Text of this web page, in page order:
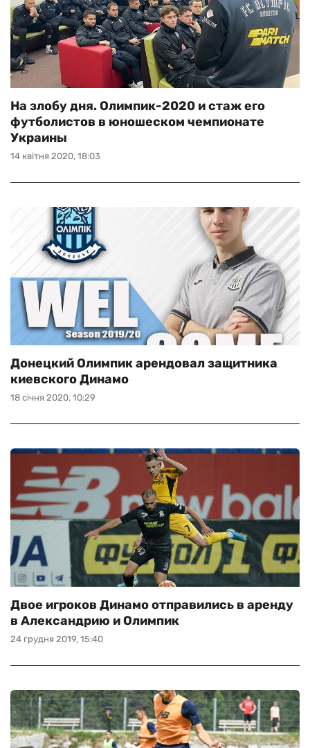
14 квітня 2020, 18:03
На злобу дня. Олимпик-2020 и стаж его
футболистов в юношеском чемпионате
Украины
18 січня 2020, 10:29
Донецкий Олимпик арендовал защитника
киевского Динамо
24 грудня 2019, 15:40
Двое игроков Динамо отправились в аренду
в Александрию и Олимпик